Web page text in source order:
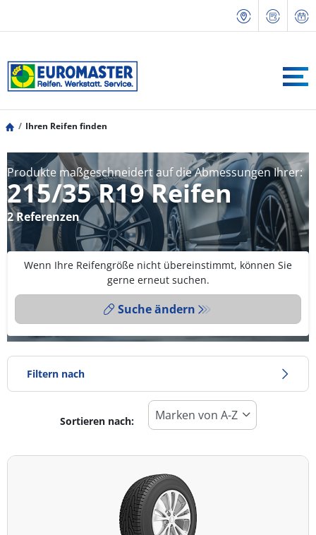
Ihren Reifen finden
Produkte maßgeschneidert auf die Abmessungen Ihrer:
215/35 R19 Reifen
2 Referenzen
Wenn Ihre Reifengröße nicht übereinstimmt, können Sie
gerne erneut suchen.
Suche ändern
Filtern nach
Reifentyp
Alle Arten (2)
Ganzjahresreifen (0)
Sortieren nach: